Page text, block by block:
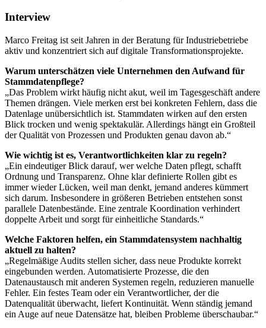
Interview
Marco Freitag ist seit Jahren in der Beratung für Industriebetriebe
aktiv und konzentriert sich auf digitale Transformationsprojekte.
Warum unterschätzen viele Unternehmen den Aufwand für
Stammdatenpflege?
„Das Problem wirkt häufig nicht akut, weil im Tagesgeschäft andere
Themen drängen. Viele merken erst bei konkreten Fehlern, dass die
Datenlage unübersichtlich ist. Stammdaten wirken auf den ersten
Blick trocken und wenig spektakulär. Allerdings hängt ein Großteil
der Qualität von Prozessen und Produkten genau davon ab.“
Wie wichtig ist es, Verantwortlichkeiten klar zu regeln?
„Ein eindeutiger Blick darauf, wer welche Daten pflegt, schafft
Ordnung und Transparenz. Ohne klar definierte Rollen gibt es
immer wieder Lücken, weil man denkt, jemand anderes kümmert
sich darum. Insbesondere in größeren Betrieben entstehen sonst
parallele Datenbestände. Eine zentrale Koordination verhindert
doppelte Arbeit und sorgt für einheitliche Standards.“
Welche Faktoren helfen, ein Stammdatensystem nachhaltig
aktuell zu halten?
„Regelmäßige Audits stellen sicher, dass neue Produkte korrekt
eingebunden werden. Automatisierte Prozesse, die den
Datenaustausch mit anderen Systemen regeln, reduzieren manuelle
Fehler. Ein festes Team oder ein Verantwortlicher, der die
Datenqualität überwacht, liefert Kontinuität. Wenn ständig jemand
ein Auge auf neue Datensätze hat, bleiben Probleme überschaubar.“